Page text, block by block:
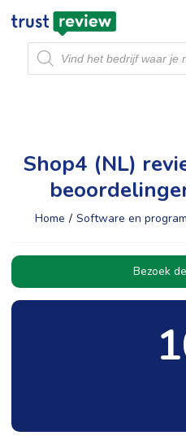
Producten
zoeken
Shop4 (NL)
Home / Software en
Bezoek